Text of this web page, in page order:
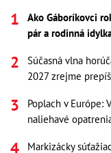
Ako Gáboríkovci
pár a rodinná
Súčasná vlna
2027 zrejme
Poplach v Európe:
naliehavé
Markizácky